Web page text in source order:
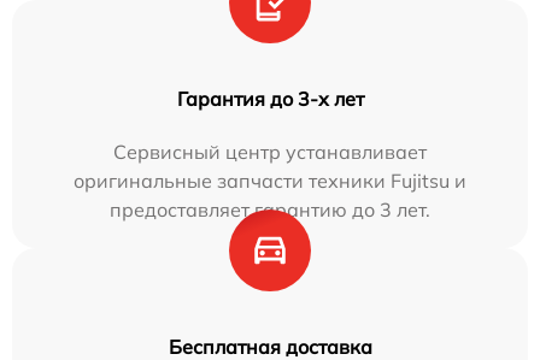
Гарантия до 3-х лет
Сервисный центр устанавливает
оригинальные запчасти техники Fujitsu и
предоставляет гарантию до 3 лет.
Бесплатная доставка